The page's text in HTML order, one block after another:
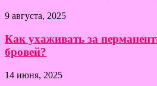
9 августа, 2025
Как ухаживать за
бровей?
14 июня, 2025